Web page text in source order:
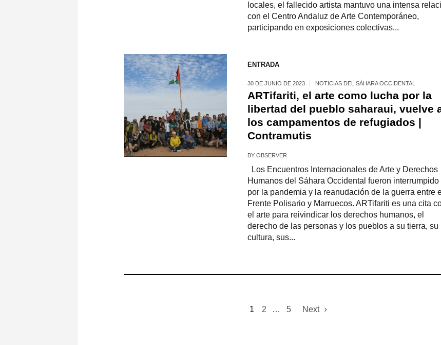
locales, el fallecido artista mantuvo una intensa
con el Centro Andaluz de Arte Contemporáneo,
participando en exposiciones colectivas...
ENTRADA
30 DE JUNIO DE 2023 NOTICIAS DEL SÁHARA OCCIDENTAL
ARTifariti, el arte como lucha por la
libertad del pueblo saharaui, vuelve
los campamentos de refugiados |
Contramutis
BY OBSERVER
Los Encuentros Internacionales de Arte y Derechos
Humanos del Sáhara Occidental fueron interrumpido
por la pandemia y la reanudación de la guerra entre
Frente Polisario y Marruecos. ARTifariti es una cita
el arte para reivindicar los derechos humanos, el
derecho de las personas y los pueblos a su tierra, su
cultura, sus...
1 2 … 5 Next